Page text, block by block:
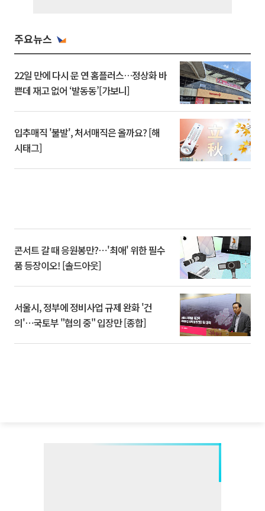
주요뉴스
22일 만에 다시 문 연 홈플러스…정상화 바
쁜데 재고 없어 ‘발동동’[가보니]
입추매직 '불발', 처서매직은 올까요? [해
시태그]
콘서트 갈 때 응원봉만?⋯'최애' 위한 필수
품 등장이오! [솔드아웃]
서울시, 정부에 정비사업 규제 완화 '건
의'⋯국토부 "협의 중" 입장만 [종합]